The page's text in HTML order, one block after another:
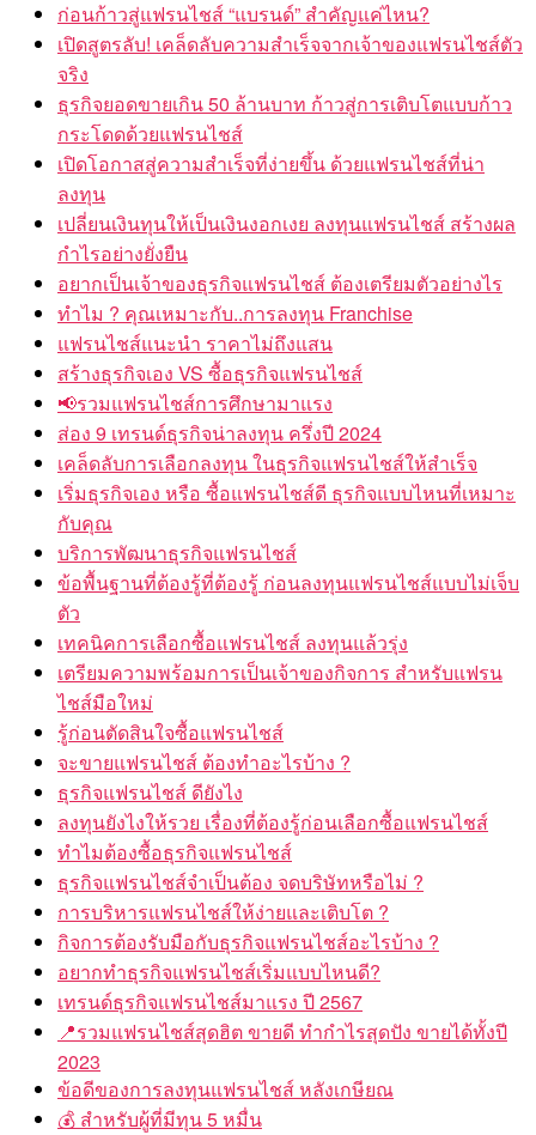
ก่อนก้าวสู่แฟรนไชส์ “แบรนด์” สำคัญแค่ไหน?
เปิดสูตรลับ! เคล็ดลับความสำเร็จจากเจ้าของแฟรนไชส์ตัว
จริง
ธุรกิจยอดขายเกิน 50 ล้านบาท ก้าวสู่การเติบโตแบบก้าว
กระโดดด้วยแฟรนไชส์
เปิดโอกาสสู่ความสำเร็จที่ง่ายขึ้น ด้วยแฟรนไชส์ที่น่า
ลงทุน
เปลี่ยนเงินทุนให้เป็นเงินงอกเงย ลงทุนแฟรนไชส์ สร้างผล
กำไรอย่างยั่งยืน
อยากเป็นเจ้าของธุรกิจแฟรนไชส์ ต้องเตรียมตัวอย่างไร
ทำไม ? คุณเหมาะกับ..การลงทุน Franchise
แฟรนไชส์แนะนำ ราคาไม่ถึงแสน
สร้างธุรกิจเอง VS ซื้อธุรกิจแฟรนไชส์
📢รวมแฟรนไชส์การศึกษามาแรง
ส่อง 9 เทรนด์ธุรกิจน่าลงทุน ครึ่งปี 2024
เคล็ดลับการเลือกลงทุน ในธุรกิจแฟรนไชส์ให้สำเร็จ
เริ่มธุรกิจเอง หรือ ซื้อแฟรนไชส์ดี ธุรกิจแบบไหนที่เหมาะ
กับคุณ
บริการพัฒนาธุรกิจแฟรนไชส์
ข้อพื้นฐานที่ต้องรู้ที่ต้องรู้ ก่อนลงทุนแฟรนไชส์แบบไม่เจ็บ
ตัว
เทคนิคการเลือกซื้อแฟรนไชส์ ลงทุนแล้วรุ่ง
เตรียมความพร้อมการเป็นเจ้าของกิจการ สำหรับแฟรน
ไชส์มือใหม่
รู้ก่อนตัดสินใจซื้อแฟรนไชส์
จะขายแฟรนไชส์ ต้องทำอะไรบ้าง ?
ธุรกิจแฟรนไชส์ ดียังไง
ลงทุนยังไงให้รวย เรื่องที่ต้องรู้ก่อนเลือกซื้อแฟรนไชส์
ทำไมต้องซื้อธุรกิจแฟรนไชส์
ธุรกิจแฟรนไชส์จำเป็นต้อง จดบริษัทหรือไม่ ?
การบริหารแฟรนไชส์ให้ง่ายและเติบโต ?
กิจการต้องรับมือกับธุรกิจแฟรนไชส์อะไรบ้าง ?
อยากทำธุรกิจแฟรนไชส์เริ่มแบบไหนดี?
เทรนด์ธุรกิจแฟรนไชส์มาแรง ปี 2567
📍รวมแฟรนไชส์สุดฮิต ขายดี ทำกำไรสุดปัง ขายได้ทั้งปี
2023
ข้อดีของการลงทุนแฟรนไชส์ หลังเกษียณ
💰 สำหรับผู้ที่มีทุน 5 หมื่น